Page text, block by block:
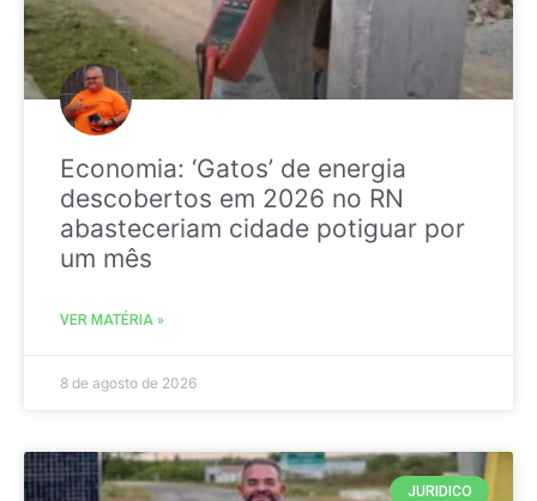
Economia: ‘Gatos’ de energia
descobertos em 2026 no RN
abasteceriam cidade potiguar por
um mês
VER MATÉRIA »
8 de agosto de 2026
JURIDICO